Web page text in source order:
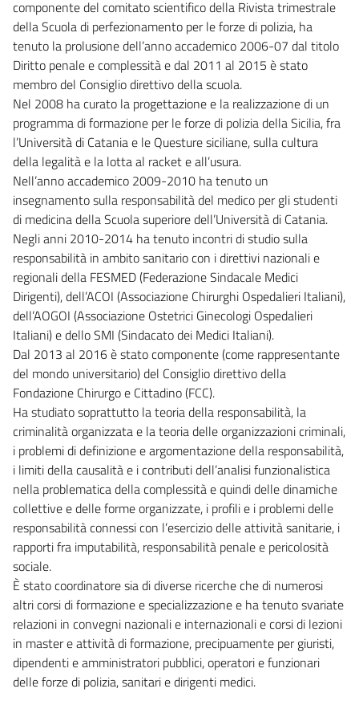
componente del comitato scientifico della Rivista trimestrale
della Scuola di perfezionamento per le forze di polizia, ha
tenuto la prolusione dell’anno accademico 2006-07 dal titolo
Diritto penale e complessità e dal 2011 al 2015 è stato
membro del Consiglio direttivo della scuola.
Nel 2008 ha curato la progettazione e la realizzazione di un
programma di formazione per le forze di polizia della Sicilia, fra
l’Università di Catania e le Questure siciliane, sulla cultura
della legalità e la lotta al racket e all’usura.
Nell’anno accademico 2009-2010 ha tenuto un
insegnamento sulla responsabilità del medico per gli studenti
di medicina della Scuola superiore dell’Università di Catania.
Negli anni 2010-2014 ha tenuto incontri di studio sulla
responsabilità in ambito sanitario con i direttivi nazionali e
regionali della FESMED (Federazione Sindacale Medici
Dirigenti), dell’ACOI (Associazione Chirurghi Ospedalieri Italiani),
dell’AOGOI (Associazione Ostetrici Ginecologi Ospedalieri
Italiani) e dello SMI (Sindacato dei Medici Italiani).
Dal 2013 al 2016 è stato componente (come rappresentante
del mondo universitario) del Consiglio direttivo della
Fondazione Chirurgo e Cittadino (FCC).
Ha studiato soprattutto la teoria della responsabilità, la
criminalità organizzata e la teoria delle organizzazioni criminali,
i problemi di definizione e argomentazione della responsabilità,
i limiti della causalità e i contributi dell’analisi funzionalistica
nella problematica della complessità e quindi delle dinamiche
collettive e delle forme organizzate, i profili e i problemi delle
responsabilità connessi con l’esercizio delle attività sanitarie, i
rapporti fra imputabilità, responsabilità penale e pericolosità
sociale.
È stato coordinatore sia di diverse ricerche che di numerosi
altri corsi di formazione e specializzazione e ha tenuto svariate
relazioni in convegni nazionali e internazionali e corsi di lezioni
in master e attività di formazione, precipuamente per giuristi,
dipendenti e amministratori pubblici, operatori e funzionari
delle forze di polizia, sanitari e dirigenti medici.